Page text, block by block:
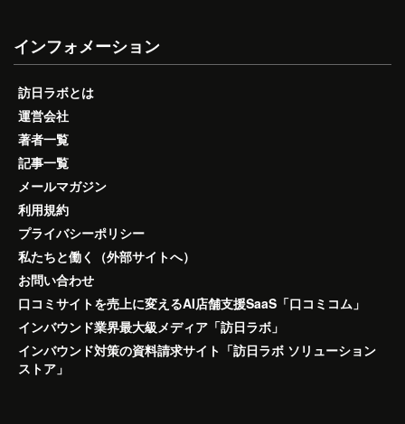
インフォメーション
訪日ラボとは
運営会社
著者一覧
記事一覧
メールマガジン
利用規約
プライバシーポリシー
私たちと働く（外部サイトへ）
お問い合わせ
口コミサイトを売上に変えるAI店舗支援SaaS「口コミコム」
インバウンド業界最大級メディア「訪日ラボ」
インバウンド対策の資料請求サイト「訪日ラボ ソリューション
ストア」